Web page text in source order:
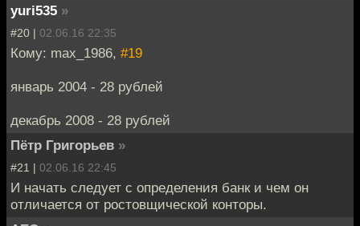
yuri535 »
#20 | 02.06.16 22:35
Кому: max_1986, #19
январь 2004 - 28 рублей
декабрь 2008 - 28 рублей
Пётр Григорьев »
#21 | 02.06.16 22:45
И начать следует с определения банк и чем он
отличается от ростовщической конторы.